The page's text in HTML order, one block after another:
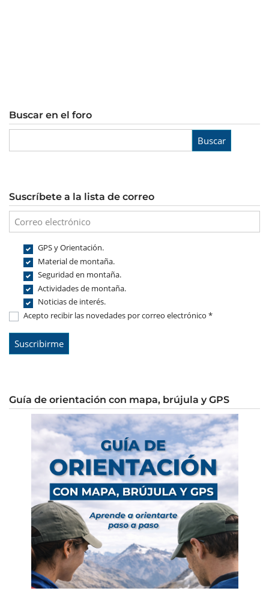
Buscar en el foro
Buscar
Suscríbete a la lista de correo
GPS y Orientación.
Material de montaña.
Seguridad en montaña.
Actividades de montaña.
Noticias de interés.
Acepto recibir las novedades por correo electrónico *
Guía de orientación con mapa, brújula y GPS